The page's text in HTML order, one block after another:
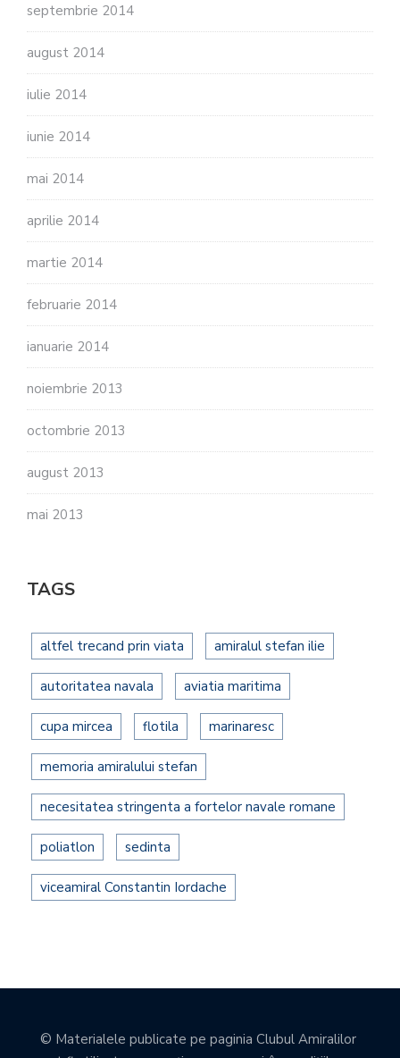
septembrie 2014
august 2014
iulie 2014
iunie 2014
mai 2014
aprilie 2014
martie 2014
februarie 2014
ianuarie 2014
noiembrie 2013
octombrie 2013
august 2013
mai 2013
TAGS
altfel trecand prin viata amiralul stefan ilie
autoritatea navala aviatia maritima
cupa mircea flotila marinaresc
memoria amiralului stefan
necesitatea stringenta a fortelor navale romane
poliatlon sedinta
viceamiral Constantin Iordache
© Materialele publicate pe paginia Clubul Amiralilor